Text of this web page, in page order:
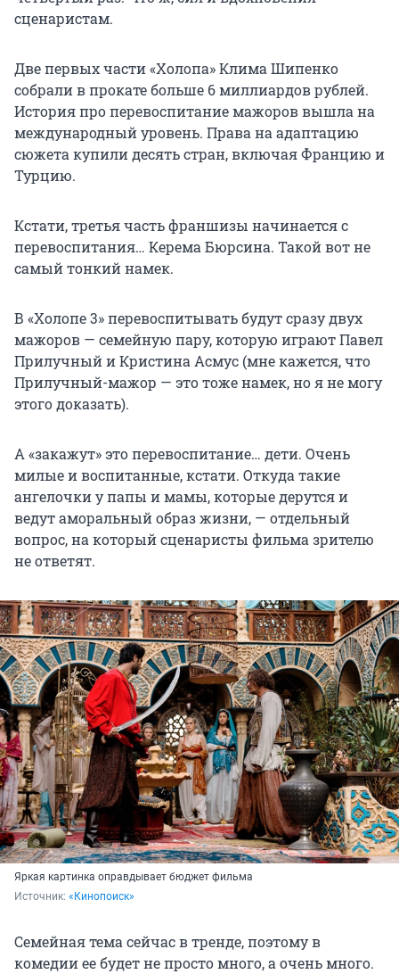
сценаристам.
Две первых части «Холопа» Клима Шипенко
собрали в прокате больше 6 миллиардов рублей.
История про перевоспитание мажоров вышла на
международный уровень. Права на адаптацию
сюжета купили десять стран, включая Францию и
Турцию.
Кстати, третья часть франшизы начинается с
перевоспитания… Керема Бюрсина. Такой вот не
самый тонкий намек.
В «Холопе 3» перевоспитывать будут сразу двух
мажоров — семейную пару, которую играют Павел
Прилучный и Кристина Асмус (мне кажется, что
Прилучный-мажор — это тоже намек, но я не могу
этого доказать).
А «закажут» это перевоспитание… дети. Очень
милые и воспитанные, кстати. Откуда такие
ангелочки у папы и мамы, которые дерутся и
ведут аморальный образ жизни, — отдельный
вопрос, на который сценаристы фильма зрителю
не ответят.
Яркая картинка оправдывает бюджет фильма
Источник: «Кинопоиск»
Семейная тема сейчас в тренде, поэтому в
комедии ее будет не просто много, а очень много.